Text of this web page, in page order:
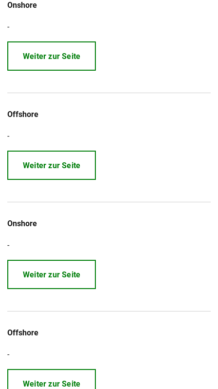
Onshore
-
Weiter zur Seite
Offshore
-
Weiter zur Seite
Onshore
-
Weiter zur Seite
Offshore
-
Weiter zur Seite